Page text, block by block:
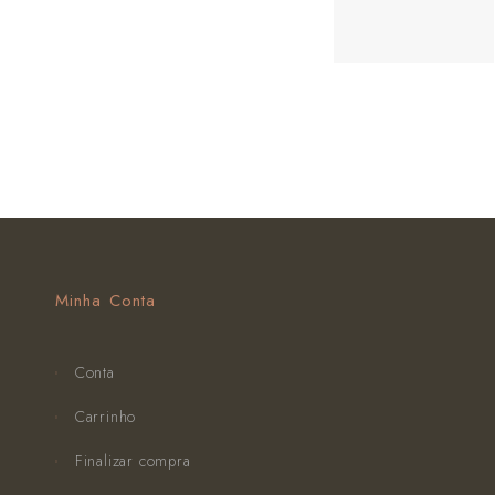
Minha Conta
Conta
Carrinho
Finalizar compra